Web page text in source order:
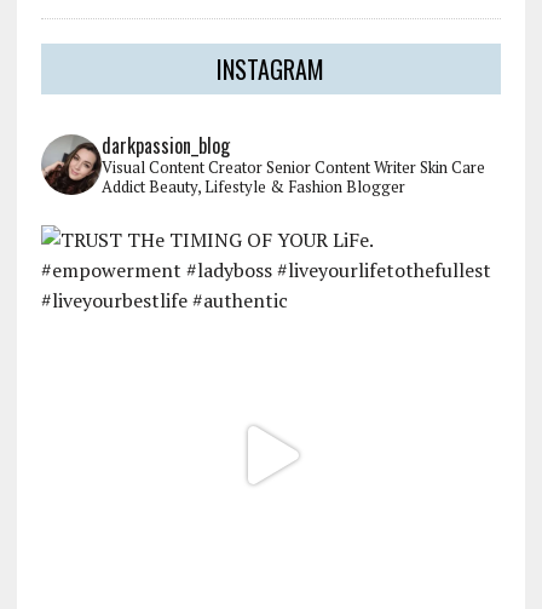
INSTAGRAM
darkpassion_blog
Visual Content CreatorSenior Content WriterSkin Care
AddictBeauty, Lifestyle & Fashion Blogger